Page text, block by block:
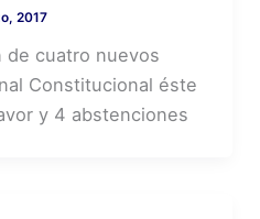
2017
de cuatro nuevos
Constitucional éste
y 4 abstenciones